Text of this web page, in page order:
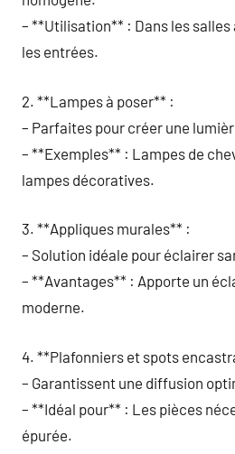
– **Utilisation** : Dans les salles
les entrées.
2. **Lampes à poser** :
– Parfaites pour créer une
– **Exemples** : Lampes de
lampes décoratives.
3. **Appliques murales** :
– Solution idéale pour éclairer
– **Avantages** : Apporte un
moderne.
4. **Plafonniers et spots
– Garantissent une diffusion
– **Idéal pour** : Les pièces
épurée.